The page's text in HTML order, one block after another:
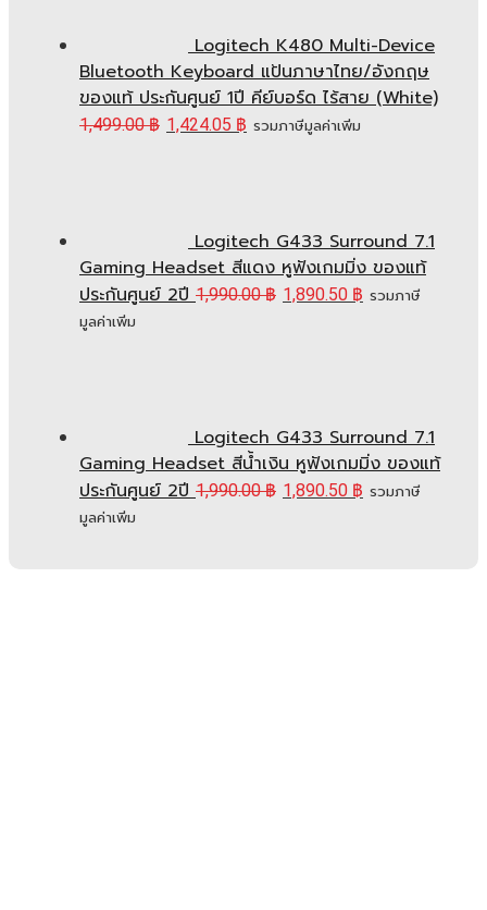
Logitech K480 Multi-Device
Bluetooth Keyboard แป้นภาษาไทย/อังกฤษ
ของแท้ ประกันศูนย์ 1ปี คีย์บอร์ด ไร้สาย (White)
1,499.00฿ 1,424.05 ฿ รวมภาษีมูลค่าเพิ่ม
Logitech G433 Surround 7.1
Gaming Headset สีแดง หูฟังเกมมิ่ง ของแท้
ประกันศูนย์ 2ปี 1,990.00฿ 1,890.50 ฿ รวมภาษี
มูลค่าเพิ่ม
Logitech G433 Surround 7.1
Gaming Headset สีน้ำเงิน หูฟังเกมมิ่ง ของแท้
ประกันศูนย์ 2ปี 1,990.00฿ 1,890.50 ฿ รวมภาษี
มูลค่าเพิ่ม